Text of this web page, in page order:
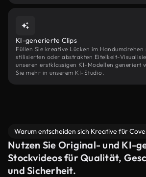
KI-generierte Clips
Füllen Sie kreative Lücken im
stilisierten oder abstrakten Eitelkeit-
unseren erstklassigen KI-Modellen generiert
Sie mehr in unserem KI-Studio.
Warum entscheiden sich Kreative für
Nutzen Sie Original- und KI-
Stockvideos für Qualität,
und Sicherheit.